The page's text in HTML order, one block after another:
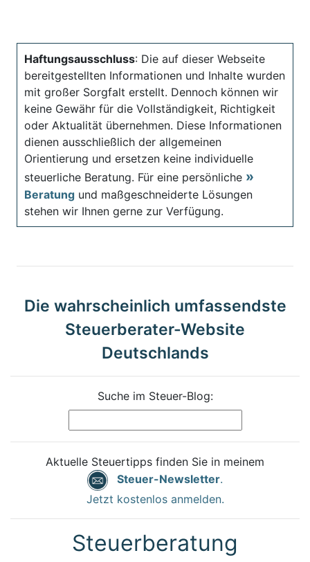
Haftungsausschluss: Die auf dieser Webseite
bereitgestellten Informationen und Inhalte wurden
mit großer Sorgfalt erstellt. Dennoch können wir
keine Gewähr für die Vollständigkeit, Richtigkeit
oder Aktualität übernehmen. Diese Informationen
dienen ausschließlich der allgemeinen
Orientierung und ersetzen keine individuelle
steuerliche Beratung. Für eine persönliche
Beratung und maßgeschneiderte Lösungen
stehen wir Ihnen gerne zur Verfügung.
Die wahrscheinlich umfassendste
Steuerberater-Website
Deutschlands
Suche im Steuer-Blog:
Aktuelle Steuertipps finden Sie in meinem
Steuer-Newsletter.
Jetzt kostenlos anmelden.
Steuerberatung